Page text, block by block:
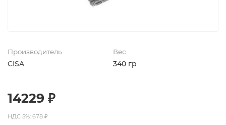
Производитель
CISA
Вес
340 гр
14229 ₽
НДС 5%: 678 ₽